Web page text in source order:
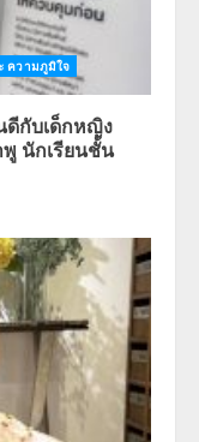
ความภูมิใจ
ดีกับเด็กหญิง
นักเรียนชั้น